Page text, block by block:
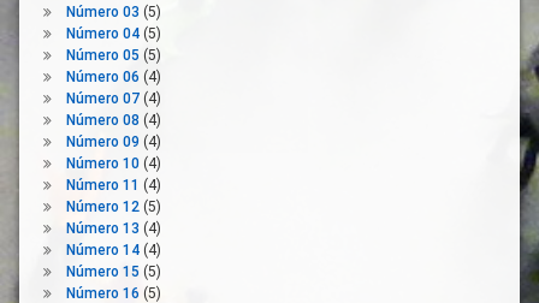
Medidas
Mobiliario
Urbano
Movilidad
Peatones
Personas
PGOU
PMUS
Prevención
Proxemia
Número 03 (5)
Número 04(5)
Número 05 (5)
Número 06 (4)
Número 07(4)
Número 08 (4)
Número 09 (4)
Número 10(4)
Número 11 (4)
Número 12(5)
Número 13 (4)
Número 14(4)
Número 15 (5)
Número 16 (5)